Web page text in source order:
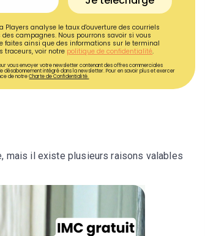
Players analyse le taux d'ouverture des courriels
campagnes. Nous pourrons savoir si vous
faites ainsi que des informations sur le terminal
traceurs, voir notre politique de confidentialité.
vous envoyer votre newsletter contenant des offres commerciales
intégré dans la newsletter. Pour en savoir plus et exercer
de notreCharte de Confidentialité.
mais il existe plusieurs raisons valables
Recevez gratuitement 180
recettes inédites de CROQ
Ainsi que la newsletter promotionnelle de